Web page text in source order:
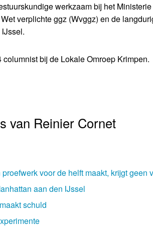
werkzaam bij het
verplichte ggz (Wvggz) en de
bij de Lokale Omroep Krimpen.
van Reinier Cornet
voor de helft maakt, krijgt geen
aan den IJssel
schuld